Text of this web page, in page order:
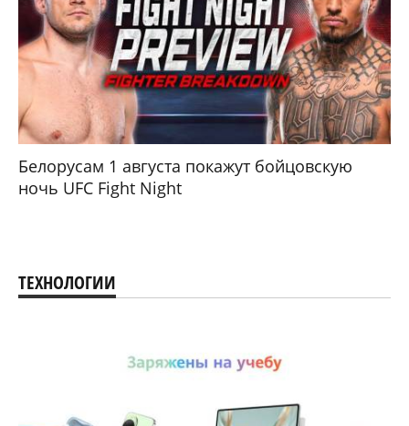
Белорусам 1 августа покажут бойцовскую
ночь UFC Fight Night
ТЕХНОЛОГИИ